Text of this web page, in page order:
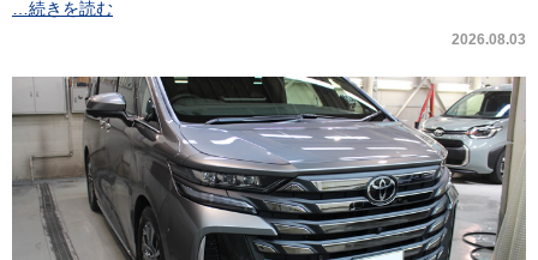
…続きを読む
2026.08.03